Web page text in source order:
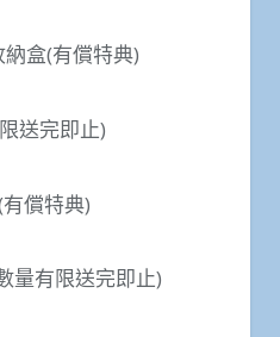
盒(有償特典)
送完即止)
償特典)
量有限送完即止)